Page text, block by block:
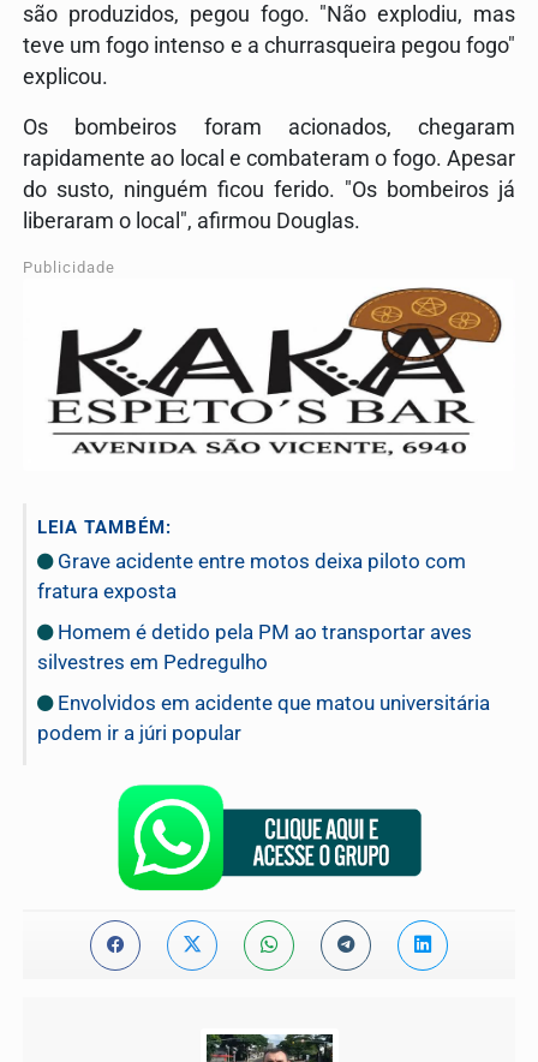
são produzidos, pegou fogo. "Não explodiu, mas
teve um fogo intenso e a churrasqueira pegou fogo"
explicou.
Os bombeiros foram acionados, chegaram
rapidamente ao local e combateram o fogo. Apesar
do susto, ninguém ficou ferido. "Os bombeiros já
liberaram o local", afirmou Douglas.
Publicidade
LEIA TAMBÉM:
Grave acidente entre motos deixa piloto com
fratura exposta
Homem é detido pela PM ao transportar aves
silvestres em Pedregulho
Envolvidos em acidente que matou universitária
podem ir a júri popular